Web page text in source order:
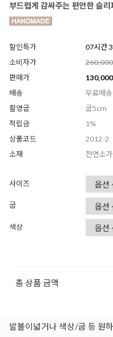
부드럽게 감싸주는 편안한 슬리
할인특가
07시간
소비자가
260,000
판매가
130,000
배송
무료배송
촬영굽
굽5cm
적립금
1%
상품코드
2012-2
소재
천연소
사이즈
굽
색상
총 상품 금액
발볼이넓거나 색상/굽 등 원